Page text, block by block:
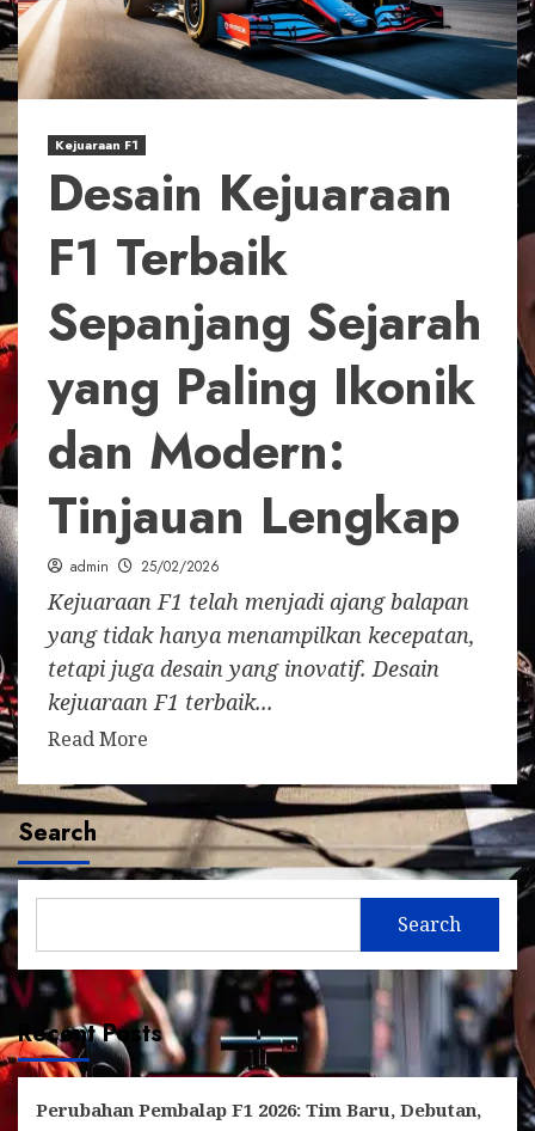
Kejuaraan F1
Desain Kejuaraan
F1 Terbaik
Sepanjang Sejarah
yang Paling Ikonik
dan Modern:
Tinjauan Lengkap
admin 25/02/2026
Kejuaraan F1 telah menjadi ajang balapan
yang tidak hanya menampilkan kecepatan,
tetapi juga desain yang inovatif. Desain
kejuaraan F1 terbaik...
Read More
Search
Search
Recent Posts
Perubahan Pembalap F1 2026: Tim Baru, Debutan,